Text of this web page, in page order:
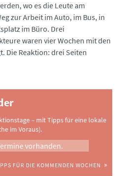
wo es die Leute am
zur Arbeit im Auto, im Bus, in
im Büro. Drei
waren vier Wochen mit den
Die Reaktion: drei Seiten
– mit Tipps für eine lokale
im Voraus).
vorhanden.
FÜR DIE KOMMENDEN WOCHEN